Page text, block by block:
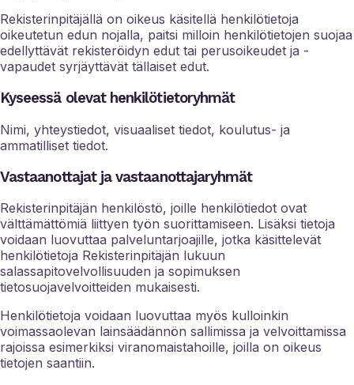
Rekisterinpitäjällä on oikeus käsitellä henkilötietoja
oikeutetun edun nojalla, paitsi milloin henkilötietojen suojaa
edellyttävät rekisteröidyn edut tai perusoikeudet ja -
vapaudet syrjäyttävät tällaiset edut.
Kyseessä olevat henkilötietoryhmät
Nimi, yhteystiedot, visuaaliset tiedot, koulutus- ja
ammatilliset tiedot.
Vastaanottajat ja vastaanottajaryhmät
Rekisterinpitäjän henkilöstö, joille henkilötiedot ovat
välttämättömiä liittyen työn suorittamiseen. Lisäksi tietoja
voidaan luovuttaa palveluntarjoajille, jotka käsittelevät
henkilötietoja Rekisterinpitäjän lukuun
salassapitovelvollisuuden ja sopimuksen
tietosuojavelvoitteiden mukaisesti.
Henkilötietoja voidaan luovuttaa myös kulloinkin
voimassaolevan lainsäädännön sallimissa ja velvoittamissa
rajoissa esimerkiksi viranomaistahoille, joilla on oikeus
tietojen saantiin.